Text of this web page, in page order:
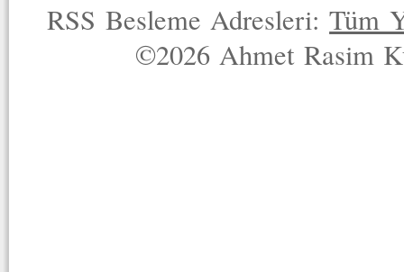
RSS Besleme Adresleri:Tüm
©2026 Ahmet Rasim